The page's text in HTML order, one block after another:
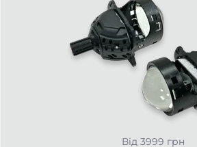
Від 3999 грн